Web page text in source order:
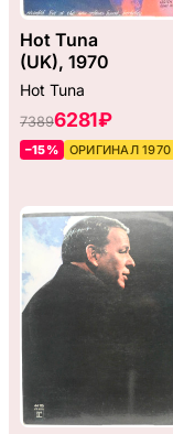
Hot Tuna
(UK), 1970
Hot Tuna
73896281 ₽
–15% ОРИГИНАЛ 1970